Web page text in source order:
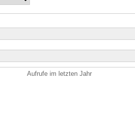
Aufrufe im letzten Jahr